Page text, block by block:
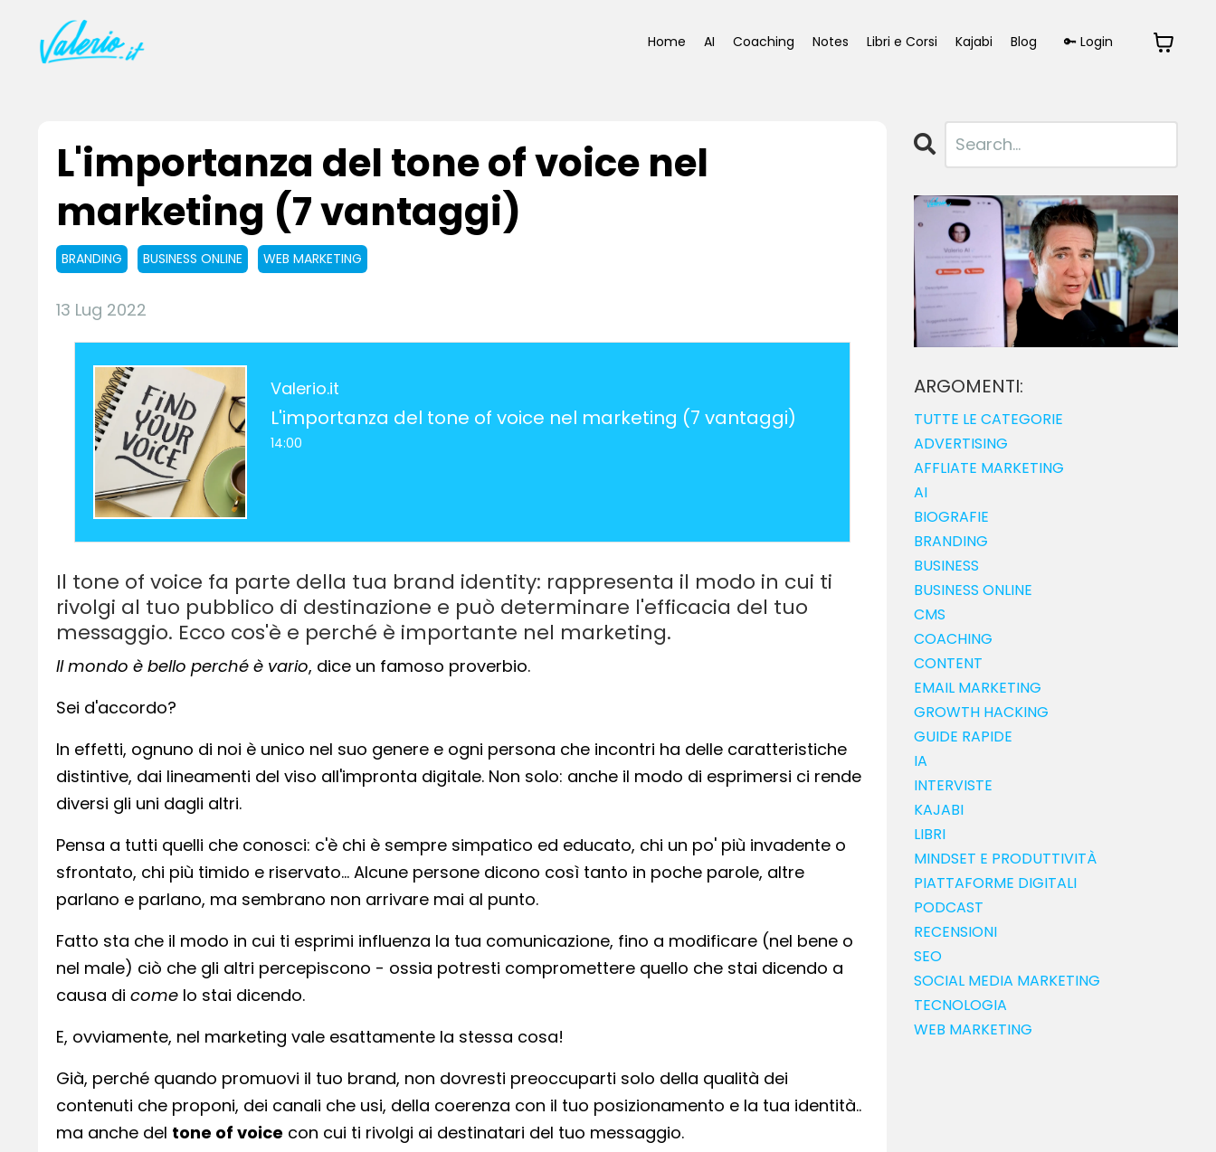
Home AI Coaching Notes Libri e Corsi Kajabi Blog 🔑 Login
L'importanza del tone of voice nel
marketing (7 vantaggi)
BRANDING BUSINESS ONLINE WEB MARKETING
13 Lug 2022
Valerio.it
L'importanza del tone of voice nel marketing (7 vantaggi)
14:00
Il tone of voice fa parte della tua brand identity: rappresenta il modo in cui ti
rivolgi al tuo pubblico di destinazione e può determinare l'efficacia del tuo
messaggio. Ecco cos'è e perché è importante nel marketing.
Il mondo è bello perché è vario, dice un famoso proverbio.
Sei d'accordo?
In effetti, ognuno di noi è unico nel suo genere e ogni persona che incontri ha delle caratteristiche
distintive, dai lineamenti del viso all'impronta digitale. Non solo: anche il modo di esprimersi ci rende
diversi gli uni dagli altri.
Pensa a tutti quelli che conosci: c'è chi è sempre simpatico ed educato, chi un po' più invadente o
sfrontato, chi più timido e riservato… Alcune persone dicono così tanto in poche parole, altre
parlano e parlano, ma sembrano non arrivare mai al punto.
Fatto sta che il modo in cui ti esprimi influenza la tua comunicazione, fino a modificare (nel bene o
nel male) ciò che gli altri percepiscono - ossia potresti compromettere quello che stai dicendo a
causa di come lo stai dicendo.
E, ovviamente, nel marketing vale esattamente la stessa cosa!
Già, perché quando promuovi il tuo brand, non dovresti preoccuparti solo della qualità dei
contenuti che proponi, dei canali che usi, della coerenza con il tuo posizionamento e la tua identità..
ma anche del tone of voice con cui ti rivolgi ai destinatari del tuo messaggio.
ARGOMENTI:
TUTTE LE CATEGORIE
ADVERTISING
AFFLIATE MARKETING
AI
BIOGRAFIE
BRANDING
BUSINESS
BUSINESS ONLINE
CMS
COACHING
CONTENT
EMAIL MARKETING
GROWTH HACKING
GUIDE RAPIDE
IA
INTERVISTE
KAJABI
LIBRI
MINDSET E PRODUTTIVITÀ
PIATTAFORME DIGITALI
PODCAST
RECENSIONI
SEO
SOCIAL MEDIA MARKETING
TECNOLOGIA
WEB MARKETING